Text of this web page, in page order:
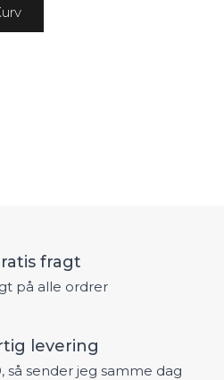
fragt
på alle ordrer
levering
så sender jeg samme dag